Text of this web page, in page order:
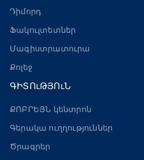
Դիմորդ
Ֆակուլտետներ
Մագիստրատուրա
Քոլեջ
ԳԻՏՈւԹՅՈւՆ
ՔՈԲՐԵՅՆ կենտրոն
Գերակա ուղղություններ
Ծրագրեր